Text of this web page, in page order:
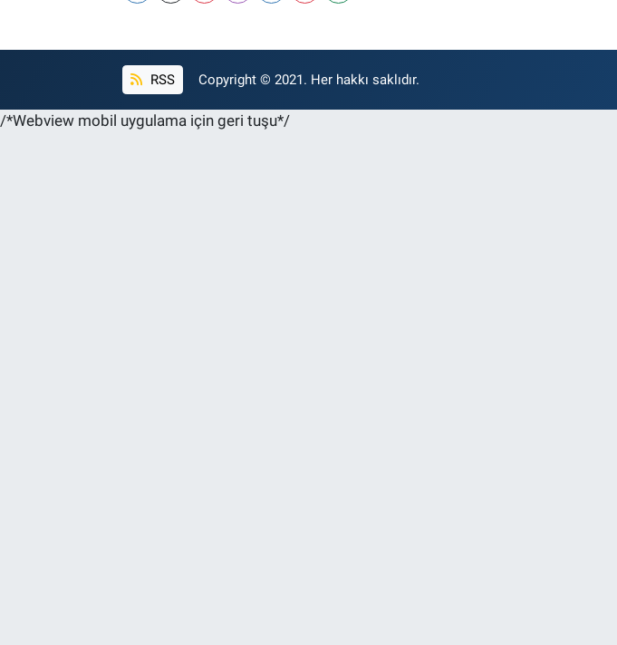
RSS Copyright © 2021. Her hakkı saklıdır.
/*Webview mobil uygulama için geri tuşu*/